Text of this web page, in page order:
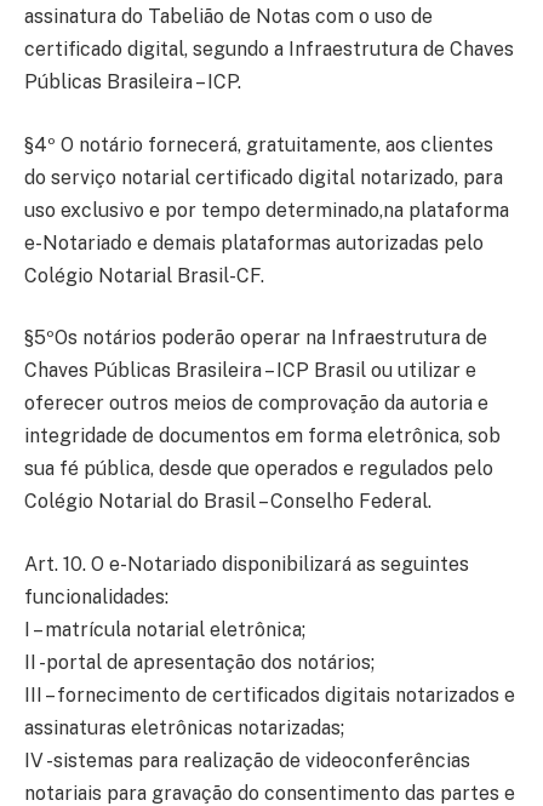
assinatura do Tabelião de Notas com o uso de
certificado digital, segundo a Infraestrutura de Chaves
Públicas Brasileira – ICP.
§4º O notário fornecerá, gratuitamente, aos clientes
do serviço notarial certificado digital notarizado, para
uso exclusivo e por tempo determinado,na plataforma
e-Notariado e demais plataformas autorizadas pelo
Colégio Notarial Brasil-CF.
§5ºOs notários poderão operar na Infraestrutura de
Chaves Públicas Brasileira – ICP Brasil ou utilizar e
oferecer outros meios de comprovação da autoria e
integridade de documentos em forma eletrônica, sob
sua fé pública, desde que operados e regulados pelo
Colégio Notarial do Brasil – Conselho Federal.
Art. 10. O e-Notariado disponibilizará as seguintes
funcionalidades:
I – matrícula notarial eletrônica;
II -portal de apresentação dos notários;
III – fornecimento de certificados digitais notarizados e
assinaturas eletrônicas notarizadas;
IV -sistemas para realização de videoconferências
notariais para gravação do consentimento das partes e